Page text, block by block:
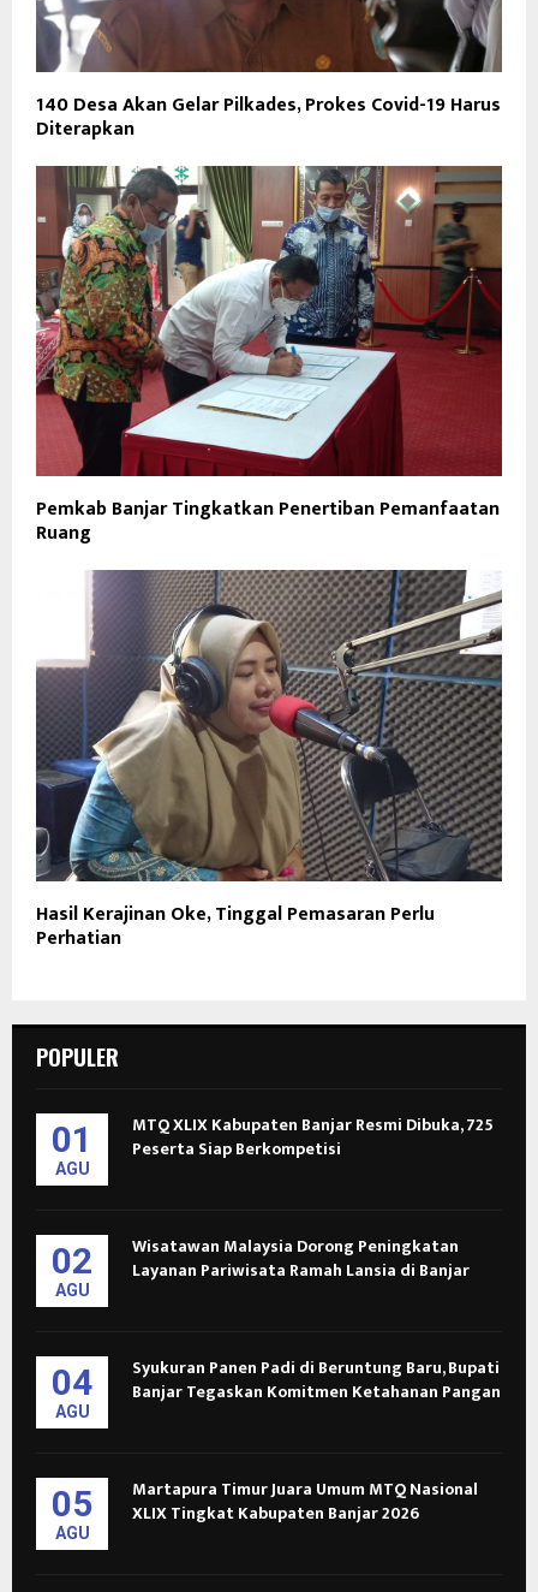
140 Desa Akan Gelar Pilkades, Prokes Covid-19 Harus
Diterapkan
Pemkab Banjar Tingkatkan Penertiban Pemanfaatan
Ruang
Hasil Kerajinan Oke, Tinggal Pemasaran Perlu
Perhatian
POPULER
01
AGU
MTQ XLIX Kabupaten Banjar Resmi Dibuka, 725
Peserta Siap Berkompetisi
02
AGU
Wisatawan Malaysia Dorong Peningkatan
Layanan Pariwisata Ramah Lansia di Banjar
04
AGU
Syukuran Panen Padi di Beruntung Baru, Bupati
Banjar Tegaskan Komitmen Ketahanan Pangan
05
AGU
Martapura Timur Juara Umum MTQ Nasional
XLIX Tingkat Kabupaten Banjar 2026